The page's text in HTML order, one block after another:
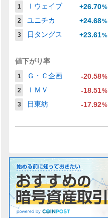
1 Ｉウェイブ +26.70%
2
ユニチカ +24.68%
3
日タングス +23.61%
値下がり率
1 Ｇ・Ｃ企画 -20.58%
2
ＩＭＶ -18.51%
3
日東紡 -17.92%